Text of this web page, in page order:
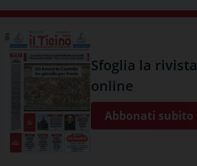
Sfoglia la rivista
online
Abbonati subito